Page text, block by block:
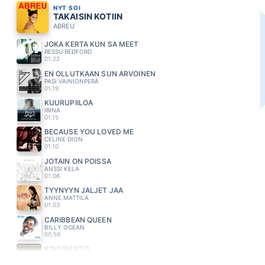
NYT SOI
TAKAISIN KOTIIN
ABREU
JOKA KERTA KUN SA MEET
RESSU REDFORD
01.22
EN OLLUTKAAN SUN ARVOINEN
PASI VAINIONPERÄ
01.19
KUURUPIILOA
IRINA
01.15
BECAUSE YOU LOVED ME
CELINE DION
01.10
JOTAIN ON POISSA
ANSSI KELA
01.06
TYYNYYN JÄLJET JÄÄ
ANNE MATTILA
01.03
CARIBBEAN QUEEN
BILLY OCEAN
00.59
KAHVIMAITO